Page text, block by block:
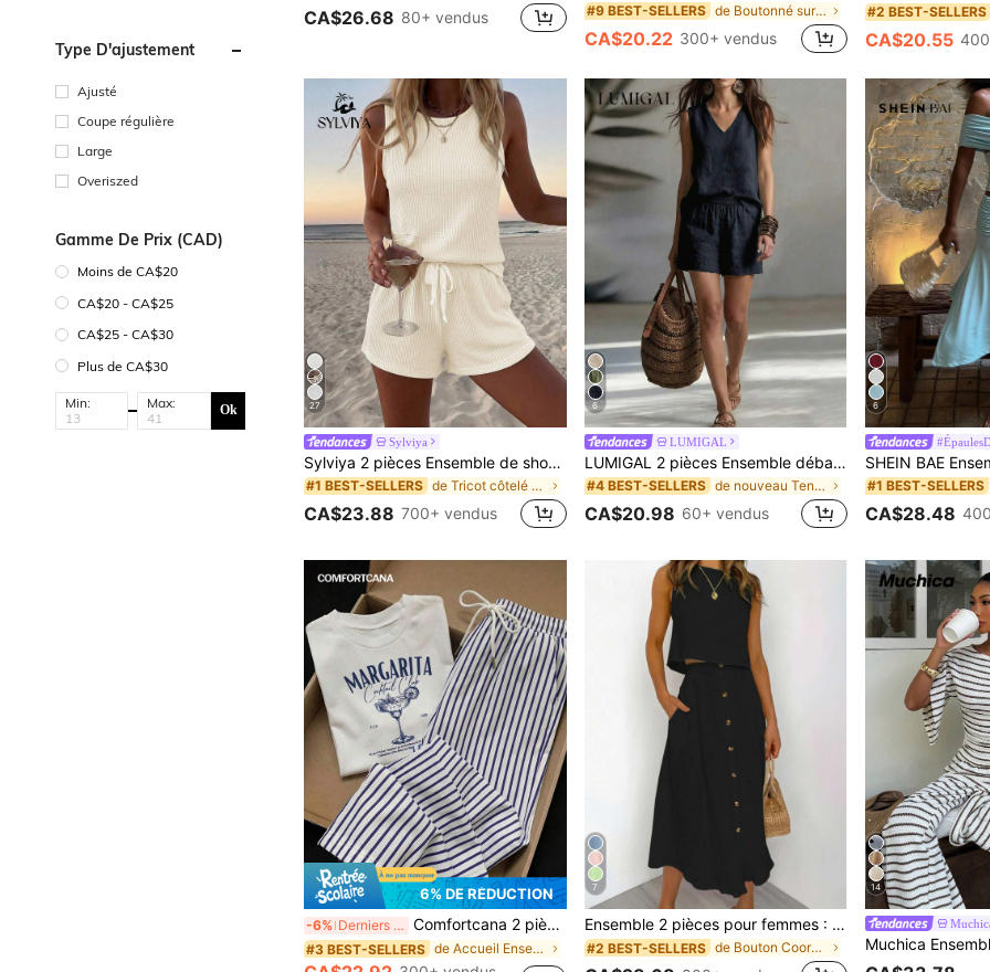
Type D'ajustement
Ajusté
Coupe régulière
Large
Overiszed
Gamme De Prix (CAD)
Moins de CA$20
CA$20 - CA$25
CA$25 - CA$30
Plus de CA$30
Min: Max: Ok
CA$26.68 80+ vendus #9 BEST-SELLERS de Boutonné sur le devant Coordonnées féminines
CA$20.22 300+ vendus
#2 BEST-SELLERS
CA$20.55
27
Sylviya
Sylviya 2 pièces Ensemble de shorts d'été texturés et décontractés pour femmes
#1 BEST-SELLERS de Tricot côtelé Coordonnées féminines
CA$23.88 700+ vendus
6
LUMIGAL
LUMIGAL 2 pièces Ensemble débardeur et short de couleur unie pour les vacances et les loisirs
#4 BEST-SELLERS de nouveau Tenues deux pièces pour femmes
CA$20.98 60+ vendus
6
#1 BEST-SELLERS
CA$28.48
6% DE RÉDUCTION
-6% Derniers 3 jours Comfortcana 2 pièces Ensemble Top à manches courtes à col rond brodé et pantalon imprimé rayé, décontracté
#3 BEST-SELLERS de Accueil Ensembles assortis deux pièces
7
Ensemble 2 pièces pour femmes : Top sans manches de couleur unie + Jupe ample décontractée avec décoration de boutons devant, Tenue d'été noire élégante, Style sans effort
#2 BEST-SELLERS de Bouton Coordonnées féminines
14